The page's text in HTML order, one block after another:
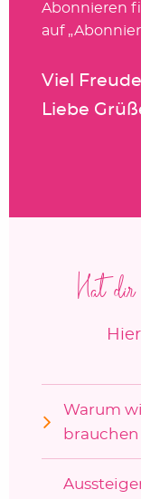
Abonnieren
auf
Viel
Liebe
Hat
Warum
brauchen